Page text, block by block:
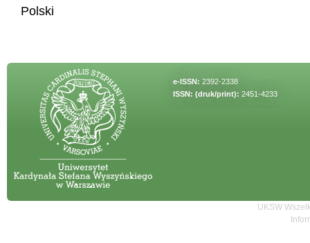
Polski
e-ISSN: 2392-2338
ISSN: (druk/print): 2451-4233
UKSW